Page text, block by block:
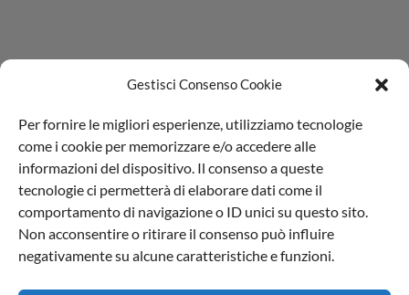
Gestisci Consenso Cookie
Per fornire le migliori esperienze, utilizziamo tecnologie
come i cookie per memorizzare e/o accedere alle
informazioni del dispositivo. Il consenso a queste
tecnologie ci permetterà di elaborare dati come il
comportamento di navigazione o ID unici su questo sito.
Non acconsentire o ritirare il consenso può influire
negativamente su alcune caratteristiche e funzioni.
Privacy policy